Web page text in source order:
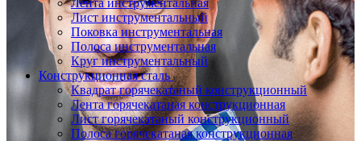
Лента инструментальная
Лист инструментальный
Поковка инструментальная
Полоса инструментальная
Круг инструментальный
Конструкционная сталь
Квадрат горячекатаный конструкционный
Лента горячекатаная конструкционная
Лист горячекатаный конструкционный
Полоса горячекатаная конструкционная